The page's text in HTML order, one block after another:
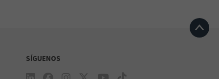
SÍGUENOS